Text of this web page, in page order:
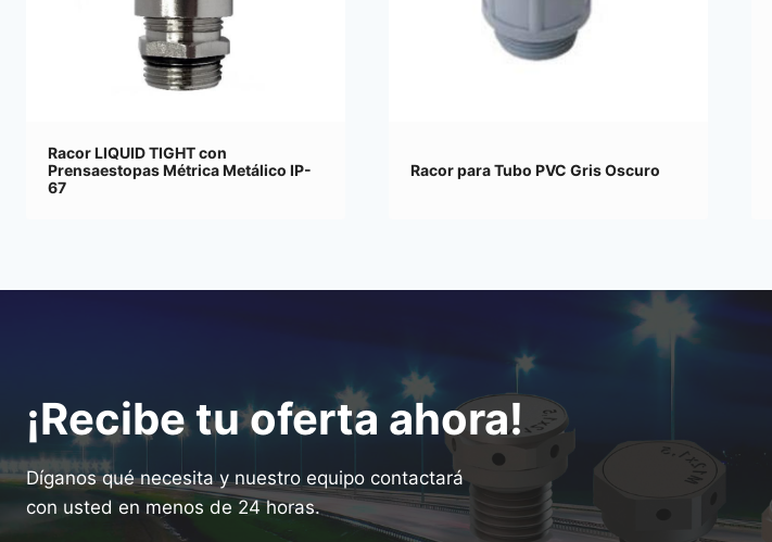
Racor LIQUID TIGHT con
Prensaestopas Métrica Metálico IP-
67
Racor para Tubo PVC Gris Oscuro
¡Recibe tu oferta ahora!
Díganos qué necesita y nuestro equipo contactará
con usted en menos de 24 horas.